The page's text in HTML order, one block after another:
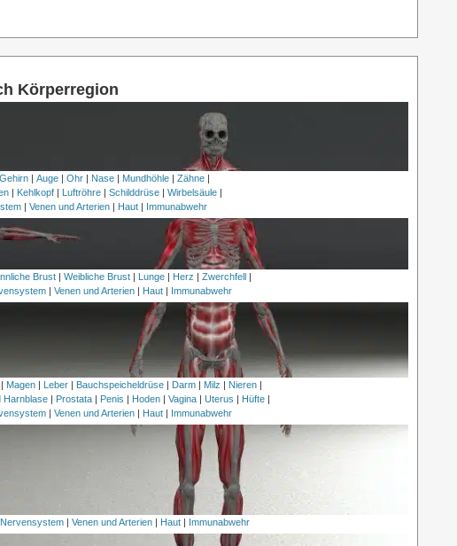
Körperregion
|Auge |Ohr | Nase | Mundhöhle |Zähne |
| Kehlkopf | Luftröhre |Schilddrüse |Wirbelsäule |
| Venen und Arterien| Haut| Immunabwehr
Brust |Weibliche Brust Lunge Herz |Zwerchfell
| Venen und Arterien| Haut| Immunabwehr
| Magen | Leber | Bauchspeicheldrüse | Darm | Milz | Nieren |
Harnblase | Prostata | Penis | Hoden |Vagina |Uterus | Hüfte |
| Venen und Arterien| Haut| Immunabwehr
Nervensystem| Venen und Arterien| Haut| Immunabwehr